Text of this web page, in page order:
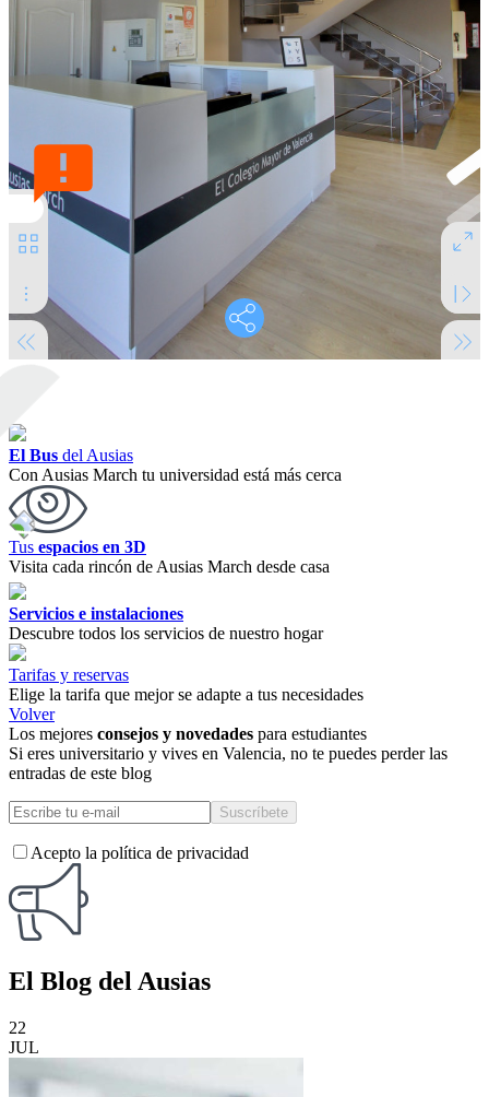
El Bus del Ausias
Con Ausias March tu universidad está más cerca
Tus espacios en 3D
Visita cada rincón de Ausias March desde casa
Servicios e instalaciones
Descubre todos los servicios de nuestro hogar
Tarifas y reservas
Elige la tarifa que mejor se adapte a tus necesidades
Volver
Los mejores consejos y novedades para estudiantes
Si eres universitario y vives en Valencia, no te puedes perder las
entradas de este blog
Acepto la política de privacidad
El Blog del Ausias
22
JUL